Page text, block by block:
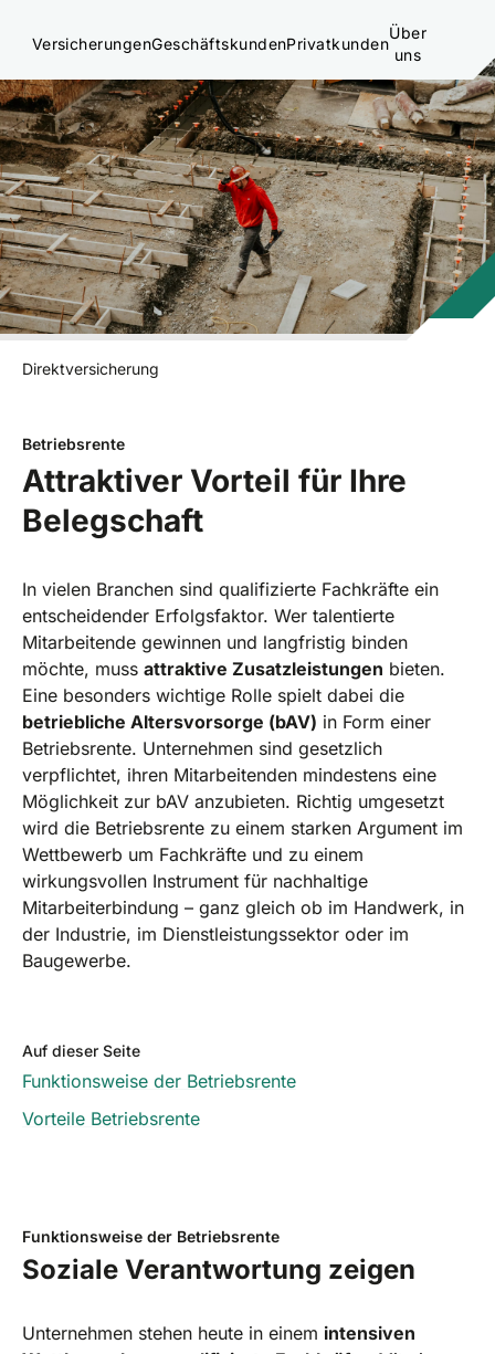
VersicherungenGeschäftskundenPrivatkunden
Über
uns
Direktversicherung
Betriebsrente
Attraktiver Vorteil für Ihre
Belegschaft
In vielen Branchen sind qualifizierte Fachkräfte ein
entscheidender Erfolgsfaktor. Wer talentierte
Mitarbeitende gewinnen und langfristig binden
möchte, muss attraktive Zusatzleistungen bieten.
Eine besonders wichtige Rolle spielt dabei die
betriebliche Altersvorsorge (bAV) in Form einer
Betriebsrente. Unternehmen sind gesetzlich
verpflichtet, ihren Mitarbeitenden mindestens eine
Möglichkeit zur bAV anzubieten. Richtig umgesetzt
wird die Betriebsrente zu einem starken Argument im
Wettbewerb um Fachkräfte und zu einem
wirkungsvollen Instrument für nachhaltige
Mitarbeiterbindung – ganz gleich ob im Handwerk, in
der Industrie, im Dienstleistungssektor oder im
Baugewerbe.
Auf dieser Seite
Funktionsweise der Betriebsrente
Vorteile Betriebsrente
Funktionsweise der Betriebsrente
Soziale Verantwortung zeigen
Unternehmen stehen heute in einem intensiven